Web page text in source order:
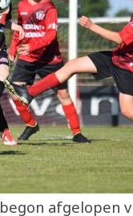
begon afgelopen